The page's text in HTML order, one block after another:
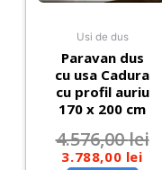
Usi de dus
Paravan dus
cu usa Cadura
cu profil auriu
170 x 200 cm
4.576,00lei
3.788,00 lei